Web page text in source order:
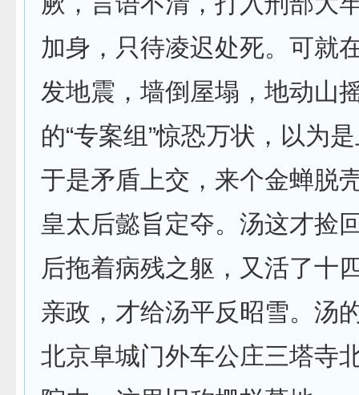
加身，只待凌迟处死。可就
发地震，墙倒屋塌，地动山
的“专案组”惊恐万状，以为
于是矛盾上交，来个金蝉脱
皇太后懿旨定夺。汤这才捡
后拖着病残之躯，又活了十
亲政，才给汤平反昭雪。汤
北京阜城门外车公庄三塔寺